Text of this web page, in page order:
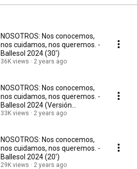
amor. ❤️
NOSOTROS: Nos conocemos,
nos cuidamos, nos queremos. -
Ballesol 2024 (30')
36K views 2 years ago
NOSOTROS: Nos conocemos,
nos cuidamos, nos queremos. -
Ballesol 2024 (Versión
completa)
33K views 2 years ago
NOSOTROS: Nos conocemos,
nos cuidamos, nos queremos. -
Ballesol 2024 (20')
29K views 2 years ago